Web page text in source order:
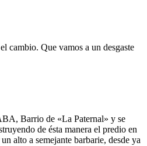
cambio. Que vamos a un desgaste
Barrio de «La Paternal» y se
de ésta manera el predio en
alto a semejante barbarie, desde ya